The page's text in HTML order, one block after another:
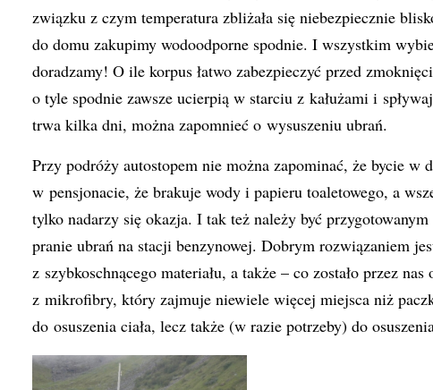
związku z czym temperatura zbliżała się niebezpiecznie
do domu zakupimy wodoodporne spodnie. I wszystkim
doradzamy! O ile korpus łatwo zabezpieczyć przed
o tyle spodnie zawsze ucierpią w starciu z kałużami i
trwa kilka dni, można zapomnieć o wysuszeniu ubrań.
Przy podróży autostopem nie można zapominać, że bycie w
w pensjonacie, że brakuje wody i papieru toaletowego, a
tylko nadarzy się okazja. I tak też należy być
pranie ubrań na stacji benzynowej. Dobrym rozwiązaniem
z szybkoschnącego materiału, a także – co zostało przez
z mikrofibry, który zajmuje niewiele więcej miejsca niż
do osuszenia ciała, lecz także (w razie potrzeby) do